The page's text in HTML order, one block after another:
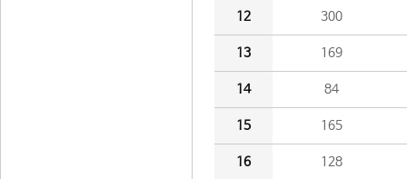
12 300
13 169
14 84
15 165
16 128